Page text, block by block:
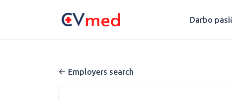
Darbo
Employers search